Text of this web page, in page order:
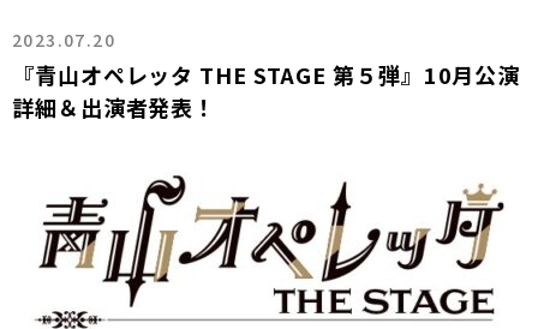
2023.07.20
『青山オペレッタ THE STAGE 第５弾』10月公演
詳細＆出演者発表！